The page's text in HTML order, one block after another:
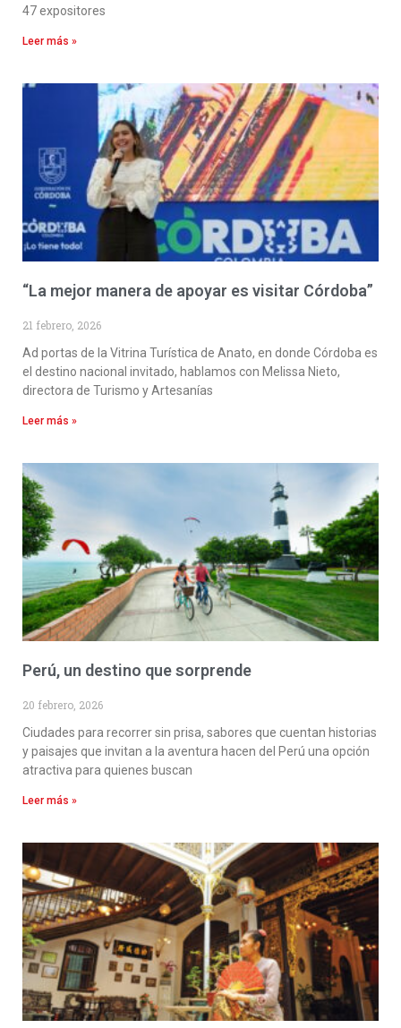
47 expositores
Leer más »
“La mejor manera de apoyar es visitar Córdoba”
21 febrero, 2026
Ad portas de la Vitrina Turística de Anato, en donde Córdoba es
el destino nacional invitado, hablamos con Melissa Nieto,
directora de Turismo y Artesanías
Leer más »
Perú, un destino que sorprende
20 febrero, 2026
Ciudades para recorrer sin prisa, sabores que cuentan historias
y paisajes que invitan a la aventura hacen del Perú una opción
atractiva para quienes buscan
Leer más »